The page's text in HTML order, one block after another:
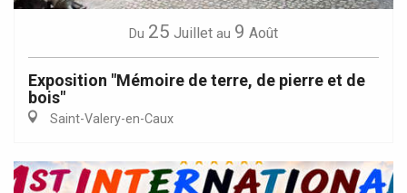
Du 25 Juillet au 9 Août
Exposition "Mémoire de terre, de pierre et de
bois"
Saint-Valery-en-Caux